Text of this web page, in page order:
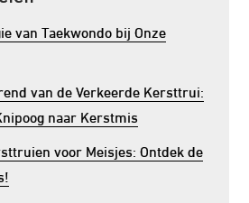
van Taekwondo bij Onze
van de Verkeerde Kersttrui:
naar Kerstmis
voor Meisjes: Ontdek de